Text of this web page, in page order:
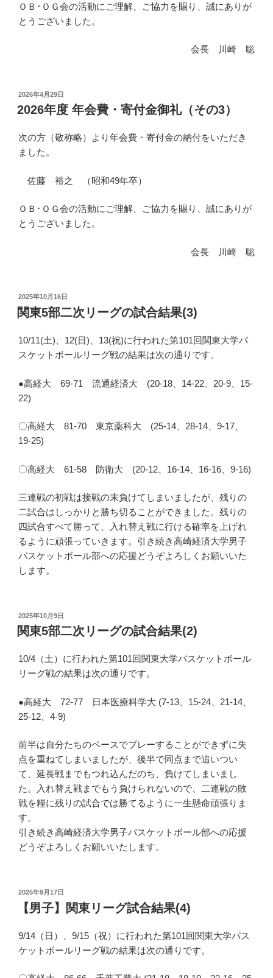
ＯＢ･ＯＧ会の活動にご理解、ご協力を賜り、誠にありが
とうございました。
会長 川崎 聡
投
稿
日:
2026年4月29日
2026年度 年会費・寄付金御礼（その3）
次の方（敬称略）より年会費・寄付金の納付をいただき
ました。
佐藤 裕之 （昭和49年卒）
ＯＢ･ＯＧ会の活動にご理解、ご協力を賜り、誠にありが
とうございました。
会長 川崎 聡
投
稿
日:
2025年10月16日
関東5部二次リーグの試合結果(3)
10/11(土)、12(日)、13(祝)に行われた第101回関東大学バ
スケットボールリーグ戦の結果は次の通りです。
●高経大 69-71 流通経済大 (20-18、14-22、20-9、15-
22)
〇高経大 81-70 東京薬科大 (25-14、28-14、9-17、
19-25)
〇高経大 61-58 防衛大 (20-12、16-14、16-16、9-16)
三連戦の初戦は接戦の末負けてしまいましたが、残りの
二試合はしっかりと勝ち切ることができました。残りの
四試合すべて勝って、入れ替え戦に行ける確率を上げれ
るように頑張っていきます。引き続き高崎経済大学男子
バスケットボール部への応援どうぞよろしくお願いいた
します。
投
稿
日:
2025年10月9日
関東5部二次リーグの試合結果(2)
10/4（土）に行われた第101回関東大学バスケットボール
リーグ戦の結果は次の通りです。
●高経大 72-77 日本医療科学大 (7-13、15-24、21-14、
25-12、4-9)
前半は自分たちのペースでプレーすることができずに失
点を重ねてしまいましたが、後半で同点まで追いつい
て、延長戦までもつれ込んだのち、負けてしまいまし
た。入れ替え戦までもう負けられないので、二連戦の敗
戦を糧に残りの試合では勝てるように一生懸命頑張りま
す。
引き続き高崎経済大学男子バスケットボール部への応援
どうぞよろしくお願いいたします。
投
日:
2025年9月17日
【男子】関東リーグ試合結果(4)
9/14（日）、9/15（祝）に行われた第101回関東大学バス
ケットボールリーグ戦の結果は次の通りです。